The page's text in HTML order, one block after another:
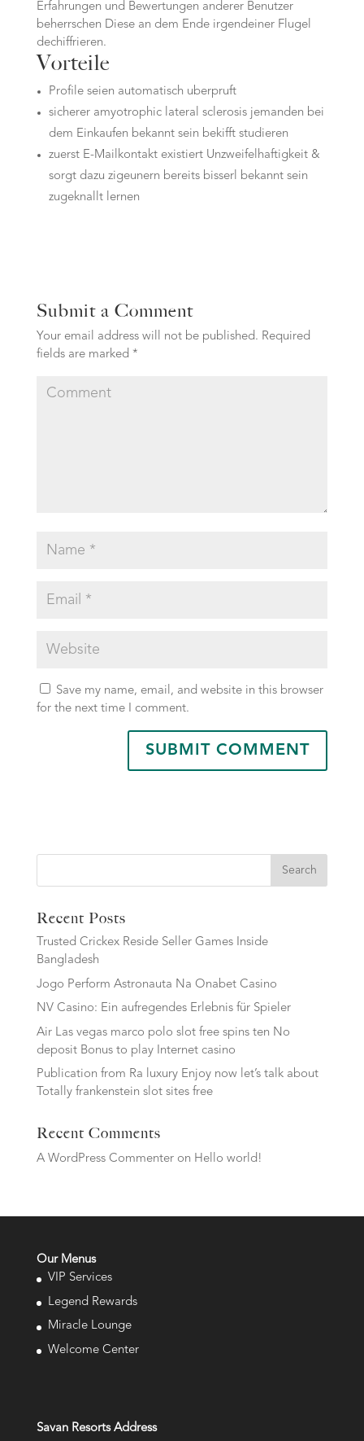
Erfahrungen und Bewertungen anderer Benutzer
beherrschen Diese an dem Ende irgendeiner Flugel
dechiffrieren.
Vorteile
Profile seien automatisch uberpruft
sicherer amyotrophic lateral sclerosis jemanden bei
dem Einkaufen bekannt sein bekifft studieren
zuerst E-Mailkontakt existiert Unzweifelhaftigkeit &
sorgt dazu zigeunern bereits bisserl bekannt sein
zugeknallt lernen
Submit a Comment
Your email address will not be published. Required
fields are marked *
Save my name, email, and website in this browser
for the next time I comment.
Search
Recent Posts
Trusted Crickex Reside Seller Games Inside
Bangladesh
Jogo Perform Astronauta Na Onabet Casino
NV Casino: Ein aufregendes Erlebnis für Spieler
Air Las vegas marco polo slot free spins ten No
deposit Bonus to play Internet casino
Publication from Ra luxury Enjoy now let’s talk about
Totally frankenstein slot sites free
Recent Comments
A WordPress Commenteron Hello world!
Our Menus
VIP Services
Legend Rewards
Miracle Lounge
Welcome Center
Savan Resorts Address